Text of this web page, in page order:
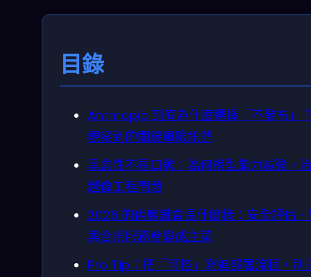
目錄
Anthropic 到底為什麼選擇「不發布」
觀察到的關鍵風險訊號
黑盒性不是口號：為何模型能力越強，
越像工程問題
2026 的供應鏈會長什麼樣：安全評估
與合規服務會變成主菜
Pro Tip：把「可控」寫進部署流程，別